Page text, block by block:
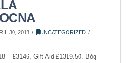
30, 2018
UNCATEGORIZED
– £3146, Gift Aid £1319.50. Bóg